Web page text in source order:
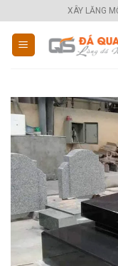
to
content
XÂY LĂNG